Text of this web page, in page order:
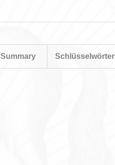
Summary Schlüsselwörter